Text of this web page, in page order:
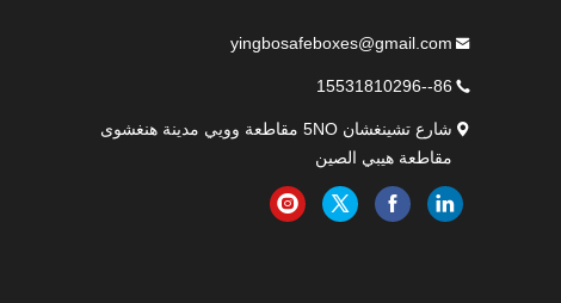
yingbosafeboxes@gmail.com
86--15531810296
شارع تشينغشان 5NO مقاطعة وويي مدينة هنغشوى
مقاطعة هيبي الصين